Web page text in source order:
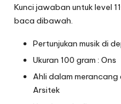
Kunci jawaban untuk level
baca dibawah.
Pertunjukan musik di
Ukuran 100 gram : Ons
Ahli dalam
Arsitek